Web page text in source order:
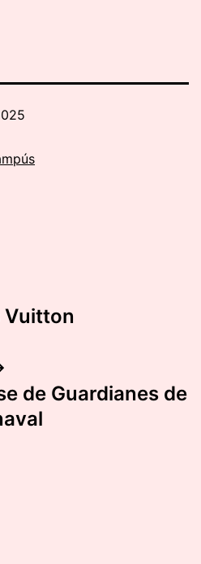
Vuitton
de Guardianes de